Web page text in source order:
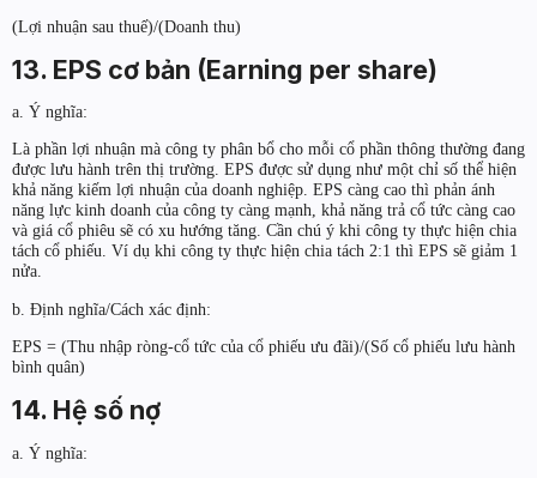
(Lợi nhuận sau thuế)/(Doanh thu)
13. EPS cơ bản (Earning per share)
a. Ý nghĩa:
Là phần lợi nhuận mà công ty phân bổ cho mỗi cổ phần thông thường đang
được lưu hành trên thị trường. EPS được sử dụng như một chỉ số thể hiện
khả năng kiếm lợi nhuận của doanh nghiệp. EPS càng cao thì phản ánh
năng lực kinh doanh của công ty càng mạnh, khả năng trả cổ tức càng cao
và giá cổ phiêu sẽ có xu hướng tăng. Cần chú ý khi công ty thực hiện chia
tách cổ phiếu. Ví dụ khi công ty thực hiện chia tách 2:1 thì EPS sẽ giảm 1
nửa.
b. Định nghĩa/Cách xác định:
EPS = (Thu nhập ròng-cổ tức của cổ phiếu ưu đãi)/(Số cổ phiếu lưu hành
bình quân)
14. Hệ số nợ
a. Ý nghĩa: